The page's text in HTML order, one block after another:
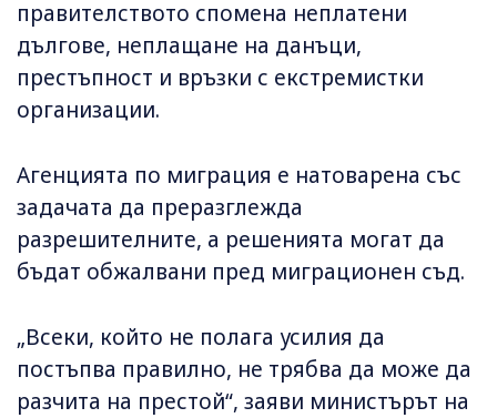
правителството спомена неплатени
дългове, неплащане на данъци,
престъпност и връзки с екстремистки
организации.
Агенцията по миграция е натоварена със
задачата да преразглежда
разрешителните, а решенията могат да
бъдат обжалвани пред миграционен съд.
„Всеки, който не полага усилия да
постъпва правилно, не трябва да може да
разчита на престой“, заяви министърът на